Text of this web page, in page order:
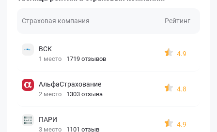
Страховая компания Рейтинг
ВСК
1 место 1719 отзывов
4.9
АльфаСтрахование
2 место 1303 отзыва
4.8
ПАРИ
3 место 1101 отзыв
4.9